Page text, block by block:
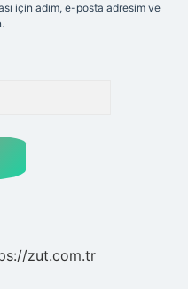
için adım, e-posta adresim ve
zut.com.tr